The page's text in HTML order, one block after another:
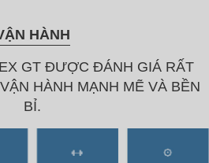
HÀNH
GT ĐƯỢC ĐÁNH GIÁ RẤT
HÀNH MẠNH MẼ VÀ BỀN
BỈ.